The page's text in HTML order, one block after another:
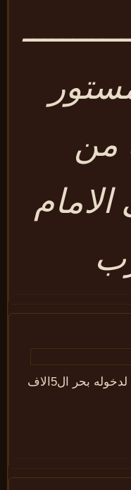
رد: الف الف مبروك لراكان النايـف لدخوله بحر ال5الاف